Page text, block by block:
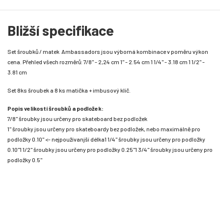
Bližší specifikace
Set šroubků / matek Ambassadors jsou výborná kombinace v poměru výkon
cena. Přehled všech rozměrů: 7/8" - 2,24 cm 1" - 2.54 cm 1 1/4" - 3.18 cm 1 1/2" -
3.81 cm
Set 8ks šroubek a 8 ks matička + imbusový klíč.
Popis velikostí šroubků a podložek:
7/8" šroubky jsou určeny pro skateboard bez podložek
1" šroubky jsou určeny pro skateboardy bez podložek, nebo maximálně pro
podložky 0.10" <- nejpoužívanjší délka1 1/4" šroubky jsou určeny pro podložky
0.10"1 1/2" šroubky jsou určeny pro podložky 0.25"1 3/4" šroubky jsou určeny pro
podložky 0.5"